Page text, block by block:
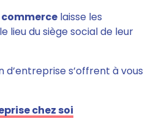
commerce laisse les
lieu du siège social de leur
d’entreprise s’offrent à vous
chez soi